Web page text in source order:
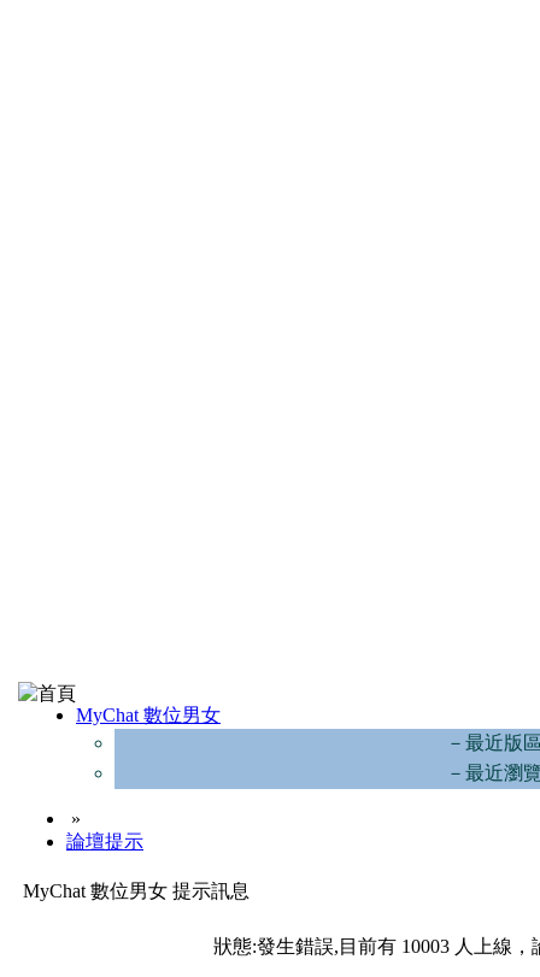
MyChat 數位男女
－最近版
－最近瀏
»
論壇提示
MyChat 數位男女 提示訊息
狀態:發生錯誤,目前有 10003 人上線